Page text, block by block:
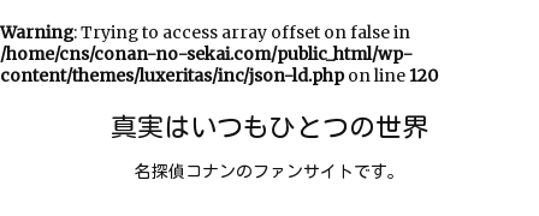
Warning: Trying to access array offset on false in
/home/cns/conan-no-sekai.com/public_html/wp-
content/themes/luxeritas/inc/json-ld.phpon line 120
真実はいつもひとつの世界
名探偵コナンのファンサイトです。